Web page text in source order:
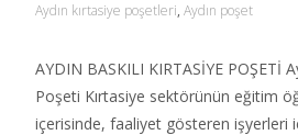
Aydın kırtasiye poşetleri, Aydın poşet
AYDIN BASKILI KIRTASİYE POŞETİ
Poşeti Kırtasiye sektörünün eğitim
içerisinde, faaliyet gösteren işyerleri